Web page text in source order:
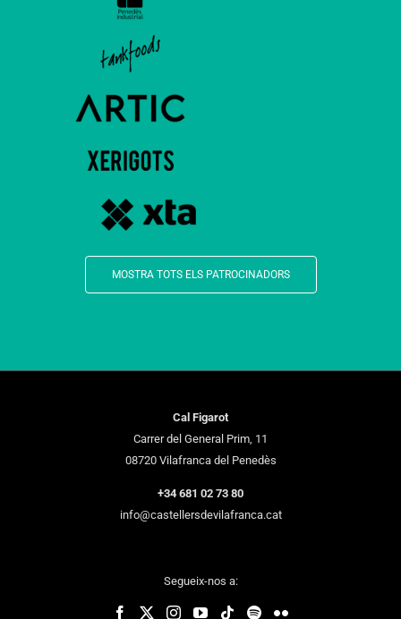
MOSTRA TOTS ELS PATROCINADORS
Cal Figarot
Carrer del General Prim, 11
08720 Vilafranca del Penedès
+34 681 02 73 80
info@castellersdevilafranca.cat
Segueix-nos a: